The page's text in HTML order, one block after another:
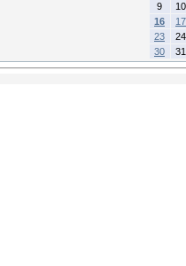
9
10
16
17
23
24
30
31